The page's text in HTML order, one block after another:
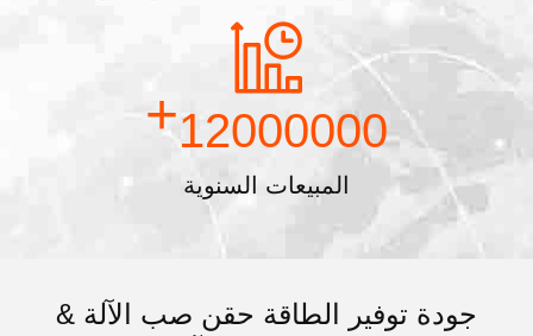
12000000
+
المبيعات السنوية
جودة توفير الطاقة حقن صب الآلة &